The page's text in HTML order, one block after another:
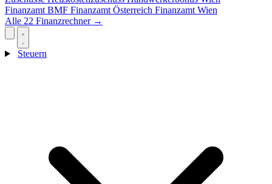
Finanzamt BMF Finanzamt Österreich Finanzamt Wien
Alle 22 Finanzrechner →
Steuern